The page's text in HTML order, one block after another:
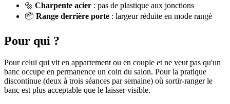
🔩 Charpente acier : pas de plastique aux jonctions
📦 Range derrière porte : largeur réduite en mode rangé
Pour qui ?
Pour celui qui vit en appartement ou en couple et ne veut pas qu'un
banc occupe en permanence un coin du salon. Pour la pratique
discontinue (deux à trois séances par semaine) où sortir-ranger le
banc est plus acceptable que le laisser visible.